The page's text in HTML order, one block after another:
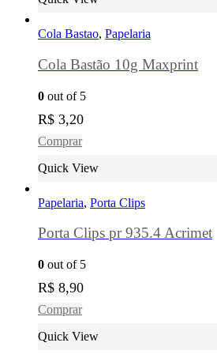
Cola Bastao, Papelaria
Cola Bastão 10g Maxprint
0 out of 5
R$ 3,20
Comprar
Quick View
Papelaria, Porta Clips
Porta Clips pr 935.4 Acrimet
0 out of 5
R$ 8,90
Comprar
Quick View